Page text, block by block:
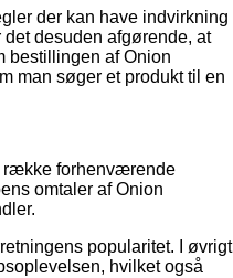
der kan have indvirkning
desuden afgørende, at
bestillingen af Onion
man søger et produkt til en
række forhenværende
omtaler af Onion
popularitet. I øvrigt
hvilket også